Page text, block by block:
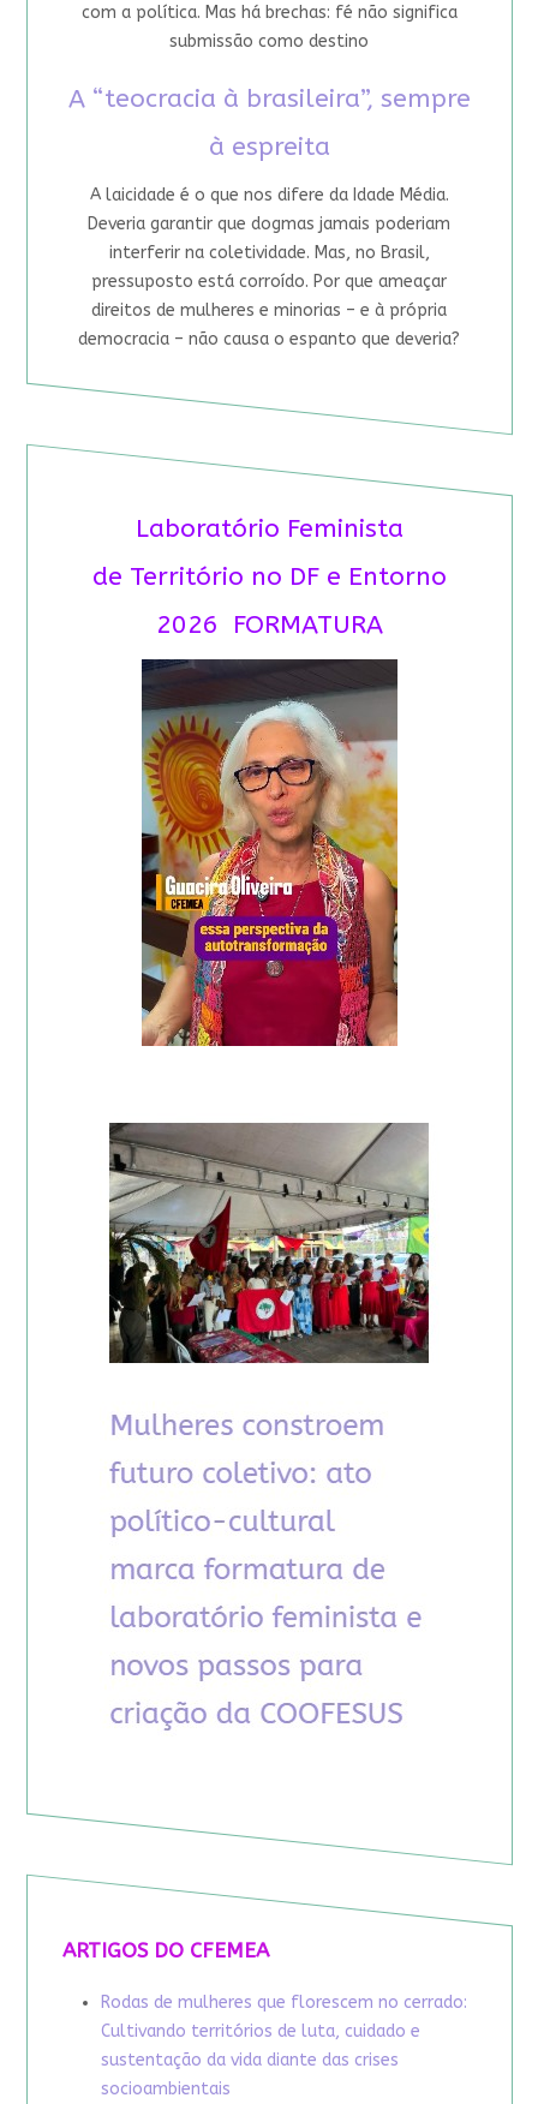
com a política. Mas há brechas: fé não significa
submissão como destino
A “teocracia à brasileira”, sempre
à espreita
A laicidade é o que nos difere da Idade Média.
Deveria garantir que dogmas jamais poderiam
interferir na coletividade. Mas, no Brasil,
pressuposto está corroído. Por que ameaçar
direitos de mulheres e minorias – e à própria
democracia – não causa o espanto que deveria?
Laboratório Feminista
de Território no DF e Entorno
2026 FORMATURA
ARTIGOS DO CFEMEA
Rodas de mulheres que florescem no cerrado:
Cultivando territórios de luta, cuidado e
sustentação da vida diante das crises
socioambientais